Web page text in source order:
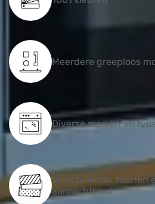
Meerdere greeploos
Diverse merken en
Verschillende soorten
aanrechtblad